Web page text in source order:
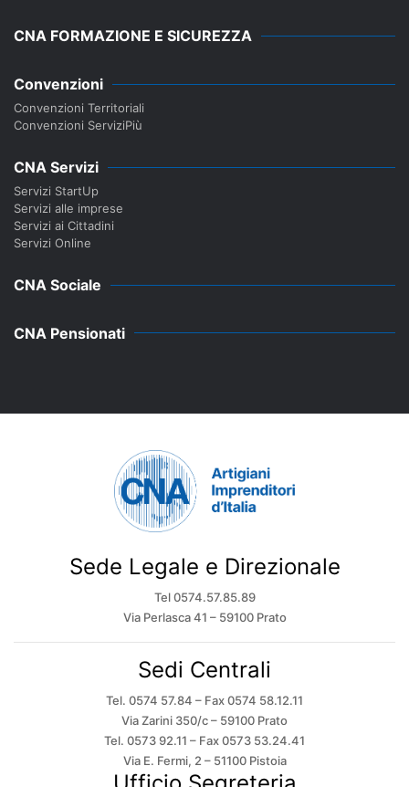
CNA FORMAZIONE E SICUREZZA
Convenzioni
Convenzioni Territoriali
Convenzioni ServiziPiù
CNA Servizi
Servizi StartUp
Servizi alle imprese
Servizi ai Cittadini
Servizi Online
CNA Sociale
CNA Pensionati
Sede Legale e Direzionale
Tel 0574.57.85.89
Via Perlasca 41 – 59100 Prato
Sedi Centrali
Tel. 0574 57.84 – Fax 0574 58.12.11
Via Zarini 350/c – 59100 Prato
Tel. 0573 92.11 – Fax 0573 53.24.41
Via E. Fermi, 2 – 51100 Pistoia